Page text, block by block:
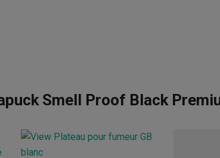
Smell Proof Black